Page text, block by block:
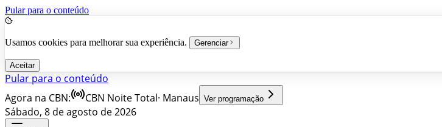
Pular para o conteúdo
Usamos cookies para melhorar sua experiência. Gerenciar
Aceitar
Pular para o conteúdo
Agora na CBN:
CBN Noite Total· Manaus Ver programação
Sábado, 8 de agosto de 2026